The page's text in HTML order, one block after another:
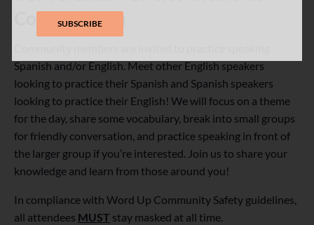
Conversación
Spanish and/or English. Meet other English speakers
looking to practice their Spanish and Spanish speakers
looking to practice their English! We will focus on a theme
for the day, share some vocabulary, break into small groups
for friendly conversation, and practice speaking in front of
the larger group if you’re interested. Join us to share your
knowledge and learn from those around you!
In compliance with Word Up Community Safety guidelines,
all attendees MUST stay masked at all time.